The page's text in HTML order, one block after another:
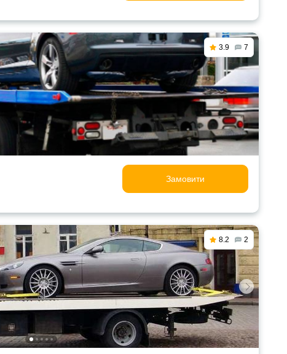
3.9 7
Замовити
8.2 2